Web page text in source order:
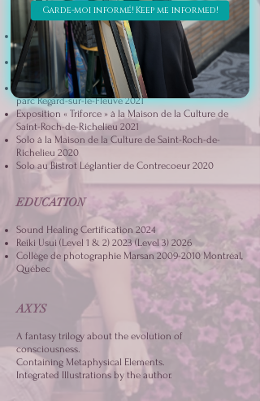
EXHIBITIONS
Duo « L'Amour de l'Art » à la Galerie du Parc Royal,
Sorel-Tracy septembre 2023
Exposition grand format « La musique en photo », à la
Maison des gouverneurs
2022-2023
Exposition grand format « Les beautés de l’hiver », au
parc Regard-sur-le-Fleuve 2021
Exposition « Triforce » à la Maison de la Culture de
Saint-Roch-de-Richelieu 2021
Solo à la Maison de la Culture de Saint-Roch-de-
Richelieu 2020
Solo au Bistrot Léglantier de Contrecoeur 2020
EDUCATION
Sound Healing Certification 2024
Reiki Usui (Level 1 & 2) 2023 (Level 3) 2026
Collège de photographie Marsan 2009-2010 Montréal,
Québec
AXYS
A fantasy trilogy about the evolution of
consciousness.
Containing Metaphysical Elements.
Integrated Illustrations by the author.
Garde-moi informé! Keep me informed!